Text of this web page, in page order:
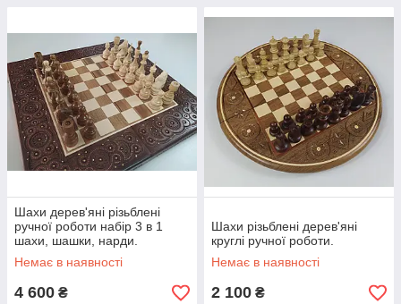
Шахи дерев'яні різьблені
ручної роботи набір 3 в 1
шахи, шашки, нарди.
Немає в наявності
4 600 ₴
Шахи різьблені дерев'яні
круглі ручної роботи.
Немає в наявності
2 100 ₴